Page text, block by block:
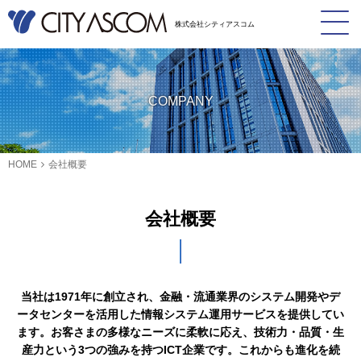
株式会社シティアスコム
COMPANY
HOME 会社概要
会社概要
当社は1971年に創立され、金融・流通業界のシステム開発やデ
ータセンターを活用した情報システム運用サービスを提供してい
ます。お客さまの多様なニーズに柔軟に応え、技術力・品質・生
産力という3つの強みを持つICT企業です。これからも進化を続